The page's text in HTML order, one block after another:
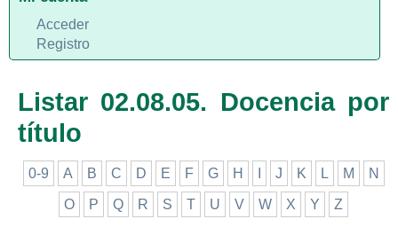
Listar 02.08.05. Docencia por
título
0-9 A B C D E F G H J K L M N
O P Q R S T U V W X Y Z
Acceder
Registro